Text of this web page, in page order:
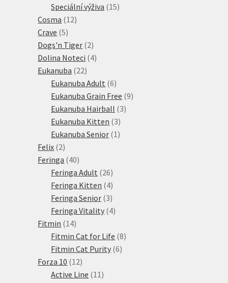
Speciální výživa 1515
Cosma 1212
Crave 55
produktů
Dogs'n Tiger 22
produkty
Dolina Noteci 44
Eukanuba 2222
produktů
Eukanuba Adult 66
produktů
Eukanuba Grain Free 99
Eukanuba Hairball 33
Eukanuba Kitten 33
produkty
Eukanuba Senior 1 1
Felix 22
produkty
Feringa 4040
produktů
Feringa Adult 2626
produktů
Feringa Kitten 44
produkty
Feringa Senior 33
produkty
Feringa Vitality 44
Fitmin 1414
produktů
Fitmin Cat for Life 88
Fitmin Cat Purity 66
Forza 10 1212
produktů
Active Line 11 11